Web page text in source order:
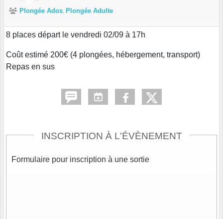
Plongée Ados Plongée Adulte
8 places départ le vendredi 02/09 à 17h
Coût estimé 200€ (4 plongées, hébergement, transport)
Repas en sus
INSCRIPTION À L'ÉVÈNEMENT
Formulaire pour inscription à une sortie